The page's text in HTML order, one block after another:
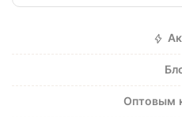
Оптовым